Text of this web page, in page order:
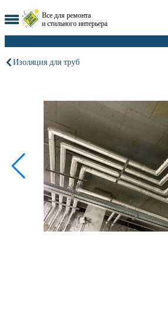
Все для ремонта
и стильного интерьера
Изоляция для труб